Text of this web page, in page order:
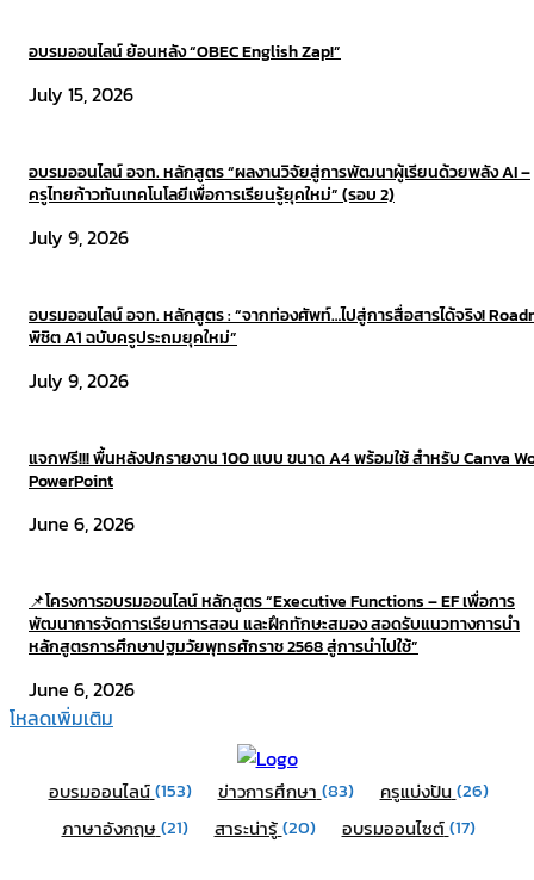
อบรมออนไลน์ ย้อนหลัง “OBEC English Zap!”
July 15, 2026
อบรมออนไลน์ อจท. หลักสูตร “ผลงานวิจัยสู่การพัฒนาผู้เรียนด้วยพลัง AI –
ครูไทยก้าวทันเทคโนโลยีเพื่อการเรียนรู้ยุคใหม่” (รอบ 2)
July 9, 2026
อบรมออนไลน์ อจท. หลักสูตร : “จากท่องศัพท์…ไปสู่การสื่อสารได้จริง!
พิชิต A1 ฉบับครูประถมยุคใหม่”
July 9, 2026
แจกฟรี!!! พื้นหลังปกรายงาน 100 แบบ ขนาด A4 พร้อมใช้ สำหรับ Canva
PowerPoint
June 6, 2026
📌โครงการอบรมออนไลน์ หลักสูตร “Executive Functions – EF เพื่อการ
พัฒนาการจัดการเรียนการสอน และฝึกทักษะสมอง สอดรับแนวทางการนำ
หลักสูตรการศึกษาปฐมวัยพุทธศักราช 2568 สู่การนำไปใช้”​
June 6, 2026
โหลดเพิ่มเติม
อบรมออนไลน์(153) ข่าวการศึกษา (83) ครูแบ่งปัน(26)
ภาษาอังกฤษ(21) สาระน่ารู้(20) อบรมออนไซต์(17)